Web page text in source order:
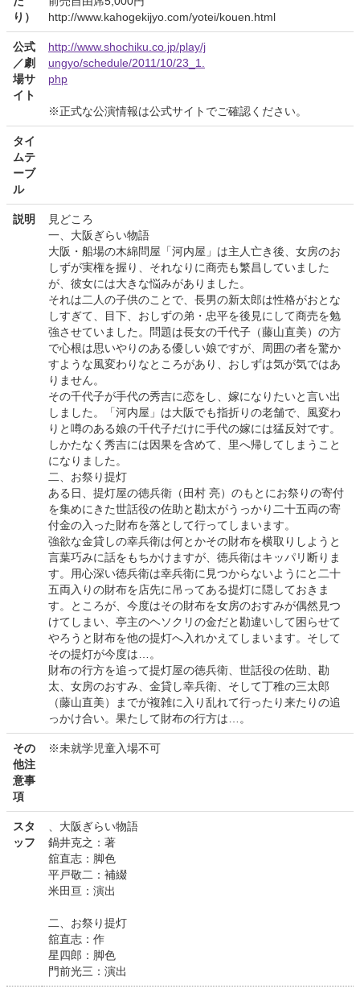
り）
http://www.kahogekijyo.com/yotei/kouen.html
公式
／劇
場サ
イト
http://www.shochiku.co.jp/play/j
ungyo/schedule/2011/10/23_1.
php
※正式な公演情報は公式サイトでご確認ください。
タイ
ムテ
ーブ
ル
説明
見どころ
一、大阪ぎらい物語
大阪・船場の木綿問屋「河内屋」は主人亡き後、女房のお
しずが実権を握り、それなりに商売も繁昌していました
が、彼女には大きな悩みがありました。
それは二人の子供のことで、長男の新太郎は性格がおとな
しすぎて、目下、おしずの弟・忠平を後見にして商売を勉
強させていました。問題は長女の千代子（藤山直美）の方
で心根は思いやりのある優しい娘ですが、周囲の者を驚か
すような風変わりなところがあり、おしずは気が気ではあ
りません。
その千代子が手代の秀吉に恋をし、嫁になりたいと言い出
しました。「河内屋」は大阪でも指折りの老舗で、風変わ
りと噂のある娘の千代子だけに手代の嫁には猛反対です。
しかたなく秀吉には因果を含めて、里へ帰してしまうこと
になりました。
二、お祭り提灯
ある日、提灯屋の徳兵衛（田村 亮）のもとにお祭りの寄付
を集めにきた世話役の佐助と勘太がうっかり二十五両の寄
付金の入った財布を落として行ってしまいます。
強欲な金貸しの幸兵衛は何とかその財布を横取りしようと
言葉巧みに話をもちかけますが、徳兵衛はキッパリ断りま
す。用心深い徳兵衛は幸兵衛に見つからないようにと二十
五両入りの財布を店先に吊ってある提灯に隠しておきま
す。ところが、今度はその財布を女房のおすみが偶然見つ
けてしまい、亭主のヘソクリの金だと勘違いして困らせて
やろうと財布を他の提灯へ入れかえてしまいます。そして
その提灯が今度は…。
財布の行方を追って提灯屋の徳兵衛、世話役の佐助、勘
太、女房のおすみ、金貸し幸兵衛、そして丁稚の三太郎
（藤山直美）までが複雑に入り乱れて行ったり来たりの追
っかけ合い。果たして財布の行方は…。
その
他注
意事
項
※未就学児童入場不可
スタ
ッフ
、大阪ぎらい物語
鍋井克之：著
舘直志：脚色
平戸敬二：補綴
米田亘：演出
二、お祭り提灯
舘直志：作
星四郎：脚色
門前光三：演出